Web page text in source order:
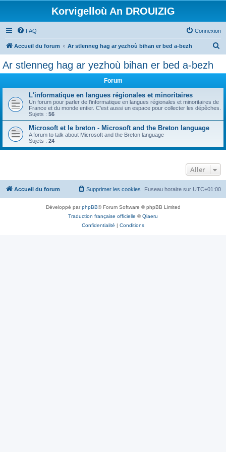
Korvigelloù An DROUIZIG
FAQ Connexion
Accueil du forum Ar stlenneg hag ar yezhoù bihan er bed a-bezh
Ar stlenneg hag ar yezhoù bihan er bed a-bezh
Forum
L'informatique en langues régionales et minoritaires
Un forum pour parler de l'informatique en langues régionales et minoritaires de
France et du monde entier. C'est aussi un espace pour collecter les dépêches.
Sujets : 56
Microsoft et le breton - Microsoft and the Breton language
A forum to talk about Microsoft and the Breton language
Sujets : 24
Aller
Accueil du forum Fuseau horaire sur UTC+01:00
Supprimer les cookies
Développé parphpBB® Forum Software © phpBB Limited
Traduction française officielle ©Qiaeru
Confidentialité | Conditions